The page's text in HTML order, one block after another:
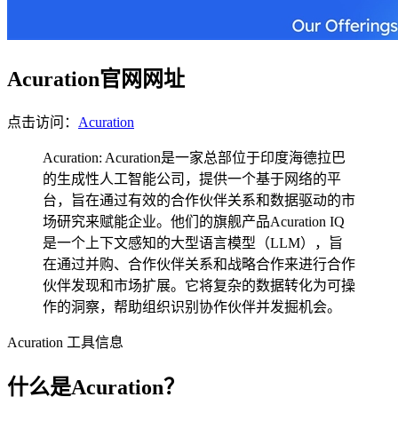
Acuration官网网址
点击访问： Acuration
Acuration: Acuration是一家总部位于印度海德拉巴
的生成性人工智能公司，提供一个基于网络的平
台，旨在通过有效的合作伙伴关系和数据驱动的市
场研究来赋能企业。他们的旗舰产品Acuration IQ
是一个上下文感知的大型语言模型（LLM），旨
在通过并购、合作伙伴关系和战略合作来进行合作
伙伴发现和市场扩展。它将复杂的数据转化为可操
作的洞察，帮助组织识别协作伙伴并发掘机会。
Acuration 工具信息
什么是Acuration？